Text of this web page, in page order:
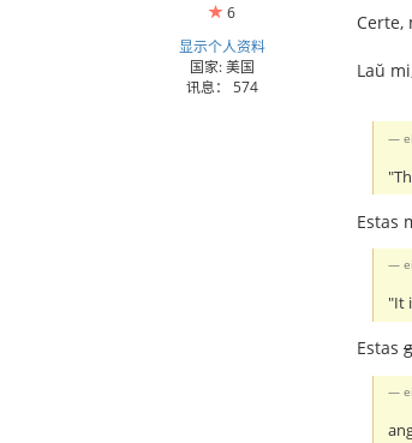
6
显示个人资料
国家: 美国
讯息： 574
Laŭ
Estas
"It
Estas